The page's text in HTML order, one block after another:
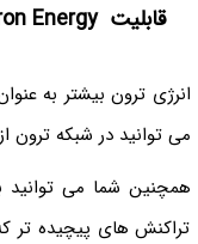
قابلیت Tron Energy چیست؟
انرژی ترون بیشتر به
می توانید در شبکه ترون
همچنین شما می توانید
تراکنش های پیچیده تر